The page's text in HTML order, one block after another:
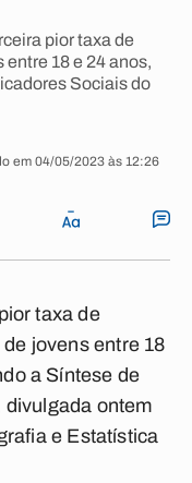
pior taxa de
18 e 24 anos,
Sociais do
em 04/05/2023 às 12:26
taxa de
jovens entre 18
a Síntese de
divulgada ontem
e Estatística